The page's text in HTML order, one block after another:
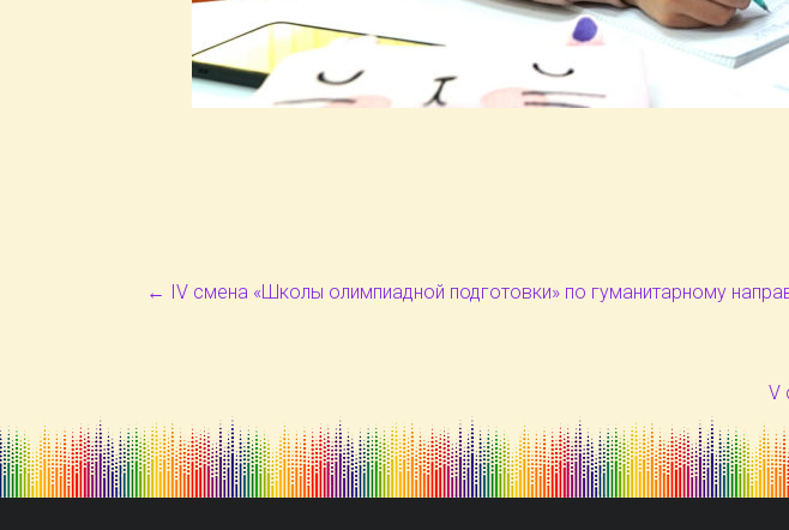
← IV смена «Школы олимпиадной подготовки» по гуманитарному
V